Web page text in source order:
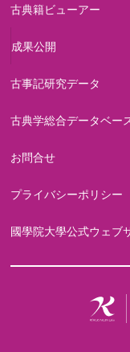
古典籍ビューアー
成果公開
古事記研究データ
古典学総合データベー
お問合せ
プライバシーポリシー
國學院大學公式ウェブ